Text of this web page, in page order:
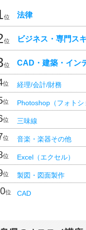
位 法律
位 ビジネス・専門ス
位 CAD・建築・イン
位 経理/会計/財務
位 Photoshop（フォト
位 三味線
位 音楽・楽器その他
位 Excel（エクセル）
位 製図・図面製作
位 CAD